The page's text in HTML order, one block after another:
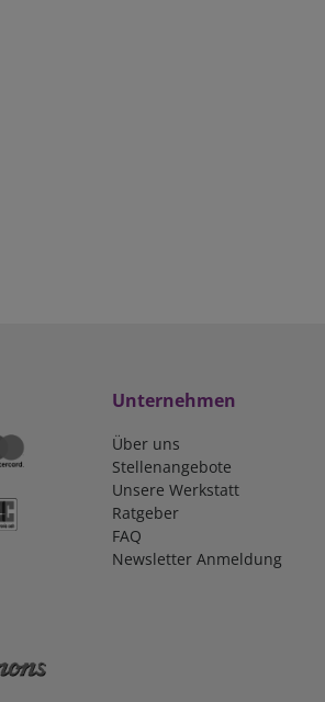
Unternehmen
Über uns
Stellenangebote
Unsere Werkstatt
Ratgeber
FAQ
Newsletter Anmeldung